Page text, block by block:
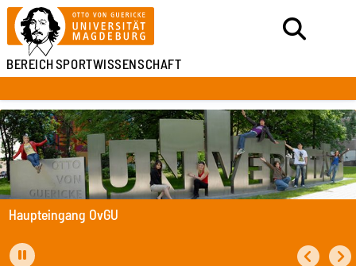
BEREICHSPORTWISSENSCHAFT
Haupteingang OvGU